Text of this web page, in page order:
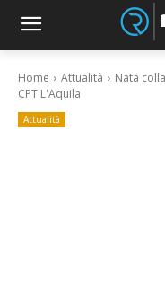
Home Attualità
Nata
CPT L'Aquila
Attualità